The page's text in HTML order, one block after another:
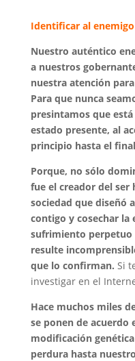
Identificar al enemigo
Nuestro auténtico
a nuestros
nuestra atención
Para que nunca
presintamos que
estado presente, al
principio hasta el
Porque, no sólo
fue el creador del ser
sociedad que diseñó
contigo y cosechar la
sufrimiento perpetuo
resulte
que lo confirman. Si
investigar en el
Hace muchos miles
se ponen de acuerdo
modificación
perdura hasta